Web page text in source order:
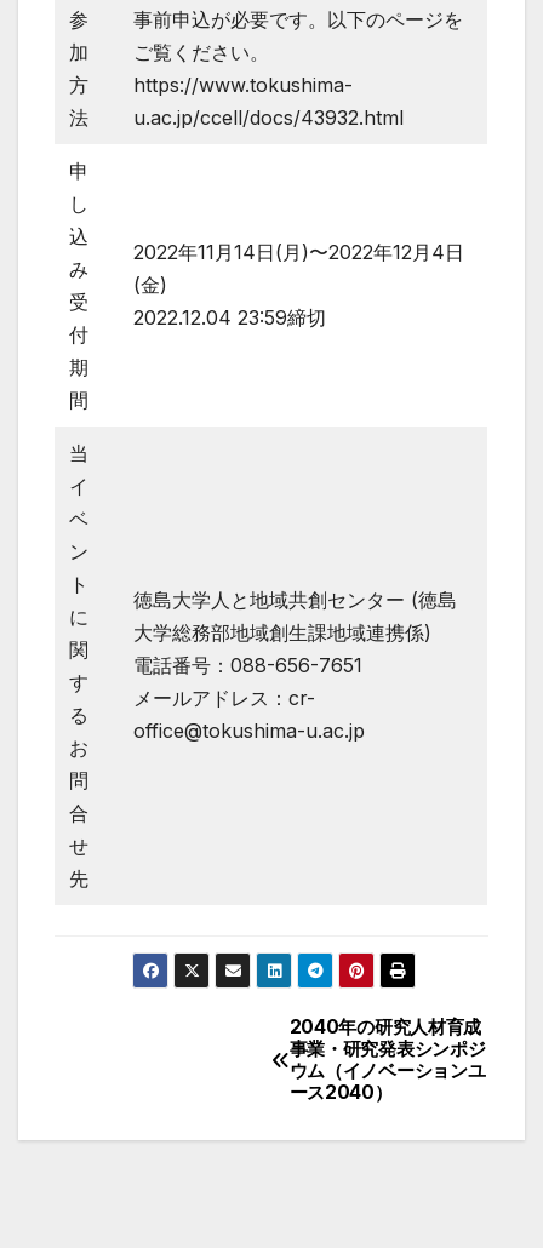
参
加
方
法
事前申込が必要です。以下のページを
ご覧ください。
https://www.tokushima-
u.ac.jp/ccell/docs/43932.html
申
し
込
み
受
付
期
間
2022年11月14日(月)〜2022年12月4日
(金)
2022.12.04 23:59締切
当
イ
ベ
ン
ト
に
関
す
る
お
問
合
せ
先
徳島大学人と地域共創センター (徳島
大学総務部地域創生課地域連携係)
電話番号：088-656-7651
メールアドレス：cr-
office@tokushima-u.ac.jp
ナ
2040年の研究人材育成
事業・研究発表シンポジ
ウム（イノベーションユ
ース2040）